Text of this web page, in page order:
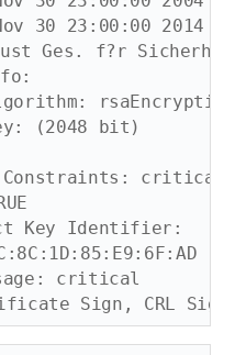
Ges. f?r